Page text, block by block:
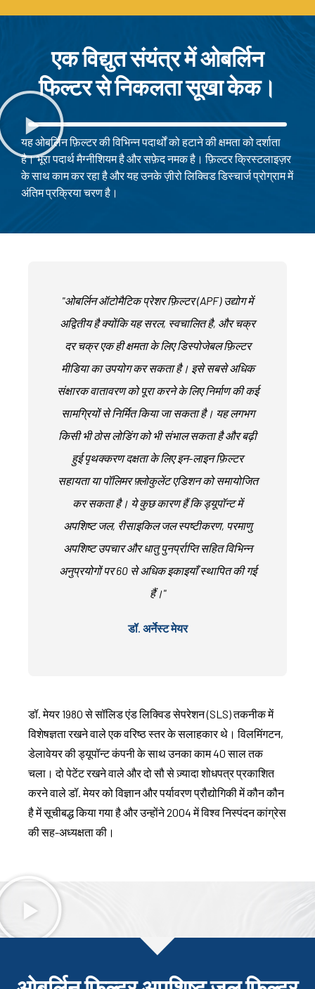
एक विद्युत संयंत्र में ओबर्लिन
फिल्टर से निकलता सूखा केक।
यह ओबर्लिन फ़िल्टर की विभिन्न पदार्थों को हटाने की क्षमता को दर्शाता
है। भूरा पदार्थ मैग्नीशियम है और सफ़ेद नमक है। फ़िल्टर क्रिस्टलाइज़र
के साथ काम कर रहा है और यह उनके ज़ीरो लिक्विड डिस्चार्ज प्रोग्राम में
अंतिम प्रक्रिया चरण है।
"ओबर्लिन ऑटोमैटिक प्रेशर फ़िल्टर (APF) उद्योग में
अद्वितीय है क्योंकि यह सरल, स्वचालित है, और चक्र
दर चक्र एक ही क्षमता के लिए डिस्पोजेबल फ़िल्टर
मीडिया का उपयोग कर सकता है। इसे सबसे अधिक
संक्षारक वातावरण को पूरा करने के लिए निर्माण की कई
सामग्रियों से निर्मित किया जा सकता है। यह लगभग
किसी भी ठोस लोडिंग को भी संभाल सकता है और बढ़ी
हुई पृथक्करण दक्षता के लिए इन-लाइन फ़िल्टर
सहायता या पॉलिमर फ़्लोकुलेंट एडिशन को समायोजित
कर सकता है। ये कुछ कारण हैं कि ड्यूपॉन्ट में
अपशिष्ट जल, रीसाइकिल जल स्पष्टीकरण, परमाणु
अपशिष्ट उपचार और धातु पुनर्प्राप्ति सहित विभिन्न
अनुप्रयोगों पर 60 से अधिक इकाइयाँ स्थापित की गई
हैं।"
डॉ. अर्नेस्ट मेयर
डॉ. मेयर 1980 से सॉलिड एंड लिक्विड सेपरेशन (SLS) तकनीक में
विशेषज्ञता रखने वाले एक वरिष्ठ स्तर के सलाहकार थे। विलमिंगटन,
डेलावेयर की ड्यूपॉन्ट कंपनी के साथ उनका काम 40 साल तक
चला। दो पेटेंट रखने वाले और दो सौ से ज़्यादा शोधपत्र प्रकाशित
करने वाले डॉ. मेयर को विज्ञान और पर्यावरण प्रौद्योगिकी में कौन कौन
है में सूचीबद्ध किया गया है और उन्होंने 2004 में विश्व निस्पंदन कांग्रेस
की सह-अध्यक्षता की।